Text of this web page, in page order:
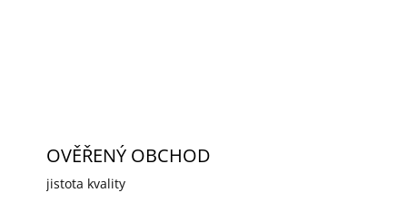
OVĚŘENÝ OBCHOD
jistota kvality